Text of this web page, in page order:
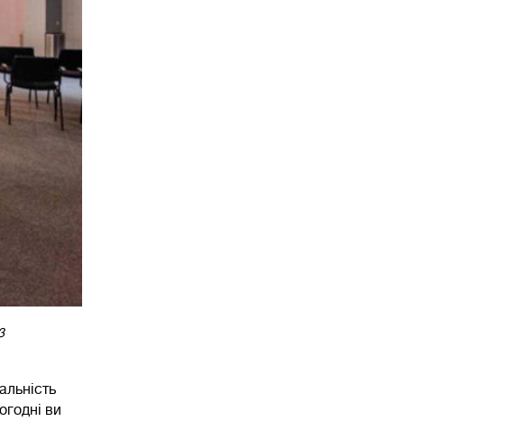
ви